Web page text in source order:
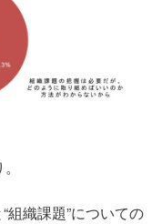
組織課題”についての